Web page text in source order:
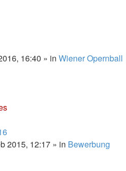
16:40 » in Wiener Opernball
2015, 12:17 » in Bewerbung